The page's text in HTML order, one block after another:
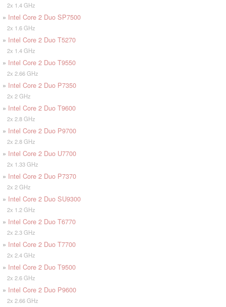
2x 1.4 GHz
» Intel Core 2 Duo SP7500
2x 1.6 GHz
» Intel Core 2 Duo T5270
2x 1.4 GHz
» Intel Core 2 Duo T9550
2x 2.66 GHz
» Intel Core 2 Duo P7350
2x 2 GHz
» Intel Core 2 Duo T9600
2x 2.8 GHz
» Intel Core 2 Duo P9700
2x 2.8 GHz
» Intel Core 2 Duo U7700
2x 1.33 GHz
» Intel Core 2 Duo P7370
2x 2 GHz
» Intel Core 2 Duo SU9300
2x 1.2 GHz
» Intel Core 2 Duo T6770
2x 2.3 GHz
» Intel Core 2 Duo T7700
2x 2.4 GHz
» Intel Core 2 Duo T9500
2x 2.6 GHz
» Intel Core 2 Duo P9600
2x 2.66 GHz